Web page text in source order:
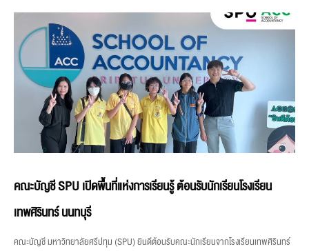
คณะบัญชี SPU เปิดพื้นที่แห่งการเรียนรู้ ต้อนรับนักเรียนโรงเรียน
เทพศิรินทร์ นนทบุรี
คณะบัญชี มหาวิทยาลัยศรีปทุม (SPU) ยินดีต้อนรับคณะนักเรียนจากโรงเรียนเทพศิรินทร์